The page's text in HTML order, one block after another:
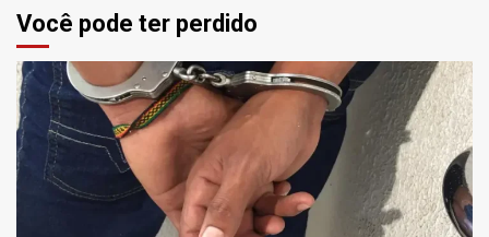
Você pode ter perdido